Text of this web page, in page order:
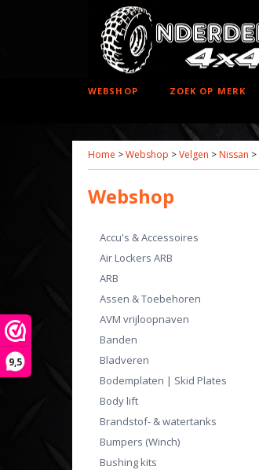
9,5
WEBSHOP ZOEK OP MERK
Home >Webshop >Velgen > Nissan >
Webshop
Accu's & Accessoires
Air Lockers ARB
ARB
Assen & Toebehoren
AVM vrijloopnaven
Banden
Bladveren
Bodemplaten | Skid Plates
Body lift
Brandstof- & watertanks
Bumpers (Winch)
Bushing kits